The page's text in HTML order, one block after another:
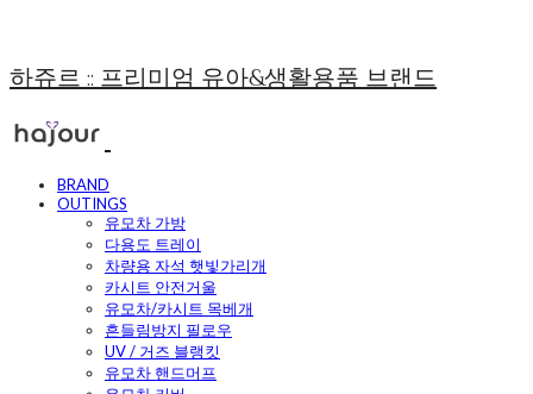
하쥬르 :: 프리미엄 유아&생활용품 브랜드
BRAND
OUTINGS
유모차 가방
다용도 트레이
차량용 자석 햇빛가리개
카시트 안전거울
유모차/카시트 목베개
흔들림방지 필로우
UV / 거즈 블랭킷
유모차 핸드머프